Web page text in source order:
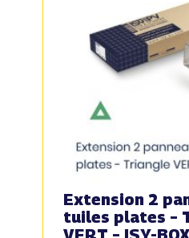
Extension 2
tuiles plates –